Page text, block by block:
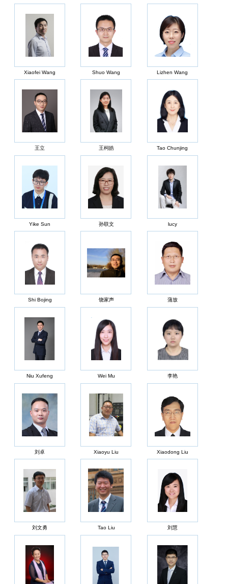
Xiaofei Wang Shuo Wang Lizhen Wang
王立 王柯皓 Tao Chunjing
Yike Sun 孙联文 lucy
Shi Bojing 饶家声 蒲放
Niu Xufeng Wei Mu 李艳
刘卓 Xiaoyu Liu Xiaodong Liu
刘文勇 Tao Liu 刘慧